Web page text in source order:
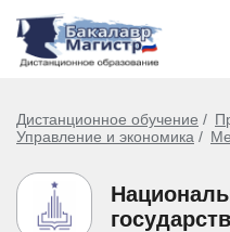
Дистанционное обучение
Управление и экономика